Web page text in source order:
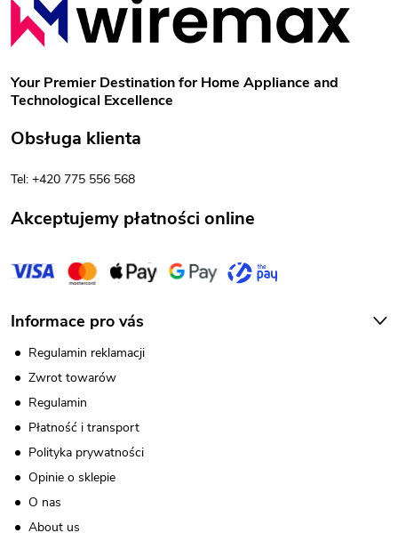
i
s
t
y
o
p
k
a
Your Premier Destination for Home Appliance and
Technological Excellence
Obsługa klienta
Tel: +420 775 556 568
Akceptujemy płatności online
Informace pro vás
Regulamin reklamacji
Zwrot towarów
Regulamin
Płatność i transport
Polityka prywatności
Opinie o sklepie
O nas
About us